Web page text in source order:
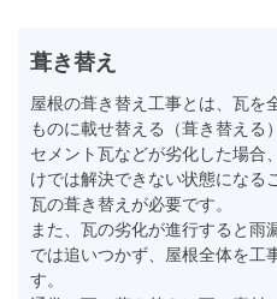
葺き替え
屋根の葺き替え工事とは、瓦を
ものに載せ替える（葺き替える
セメント瓦などが劣化した場合
けでは解決できない状態になる
瓦の葺き替えが必要です。
また、瓦の劣化が進行すると雨
では追いつかず、屋根全体を工
す。